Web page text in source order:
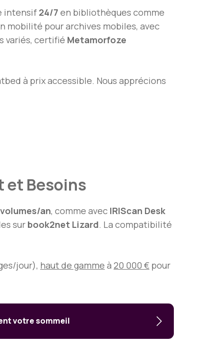
intensif 24/7 en bibliothèques comme
mobilité pour archives mobiles, avec
variés, certifié Metamorfoze
à prix accessible. Nous apprécions
et Besoins
an, comme avec IRIScan Desk
sur book2net Lizard. La compatibilité
jour), haut de gamme à 20 000 € pour
votre sommeil